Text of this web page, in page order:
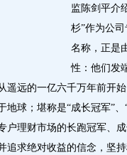
监陈剑平介
杉”作为公
名称，正是
性：他们发
遥远的一亿六千万年前开
球；堪称是“成长冠军”、
户理财市场的长跑冠军、
求绝对收益的信念，坚持